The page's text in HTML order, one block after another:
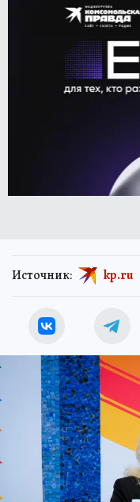
Источник: kp.ru